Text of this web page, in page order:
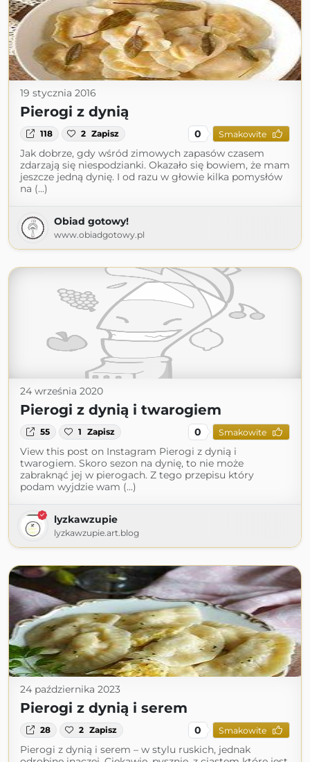
19 stycznia 2016
Pierogi z dynią
118 2 Zapisz 0 Smakowite
Jak dobrze, gdy wśród zimowych zapasów czasem
zdarzają się niespodzianki. Okazało się bowiem, że mam
jeszcze jedną dynię. I od razu w głowie kilka pomysłów
na (...)
Obiad gotowy!
www.obiadgotowy.pl
24 września 2020
Pierogi z dynią i twarogiem
55 1 Zapisz 0 Smakowite
View this post on Instagram Pierogi z dynią i
twarogiem. Skoro sezon na dynię, to nie może
zabraknąć jej w pierogach. Z tego przepisu który
podam wyjdzie wam (...)
lyzkawzupie
lyzkawzupie.art.blog
24 października 2023
Pierogi z dynią i serem
28 2 Zapisz 0 Smakowite
Pierogi z dynią i serem – w stylu ruskich, jednak